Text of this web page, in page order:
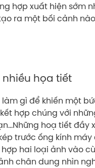
hợp xuất hiện sớm
ra một bối cảnh
họa tiết
gì để khiến một
hợp chúng với
hoạ tiết đầy
trước ống kính
hai loại ảnh vào
chân dung nhìn